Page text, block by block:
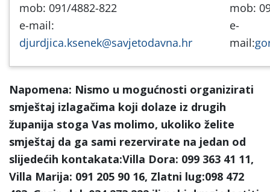
mob: 091/4882-822
e-mail:
djurdjica.ksenek@savjetodavna.hr
mob:
e-
mail:
Napomena: Nismo u mogućnosti organizirati
smještaj izlagačima koji dolaze iz drugih
županija stoga Vas molimo, ukoliko želite
smještaj da ga sami rezervirate na jedan od
slijedećih kontakata:Villa Dora: 099 363 41 11,
Villa Marija: 091 205 90 16, Zlatni lug:098 472